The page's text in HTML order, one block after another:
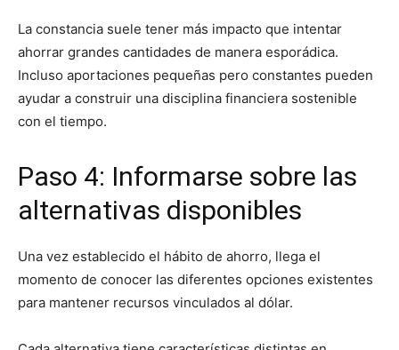
La constancia suele tener más impacto que intentar
ahorrar grandes cantidades de manera esporádica.
Incluso aportaciones pequeñas pero constantes pueden
ayudar a construir una disciplina financiera sostenible
con el tiempo.
Paso 4: Informarse sobre las
alternativas disponibles
Una vez establecido el hábito de ahorro, llega el
momento de conocer las diferentes opciones existentes
para mantener recursos vinculados al dólar.